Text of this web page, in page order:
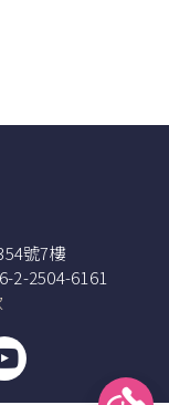
號7樓
2-2504-6161